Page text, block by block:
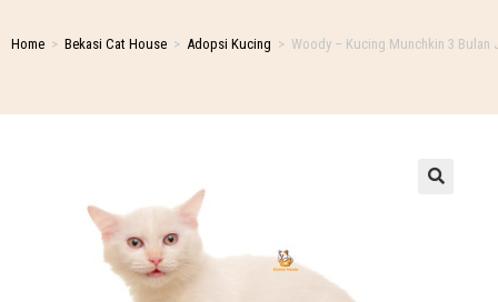
Home > Bekasi Cat House > Adopsi Kucing > Woody – Kucing Munchkin 3 Bulan